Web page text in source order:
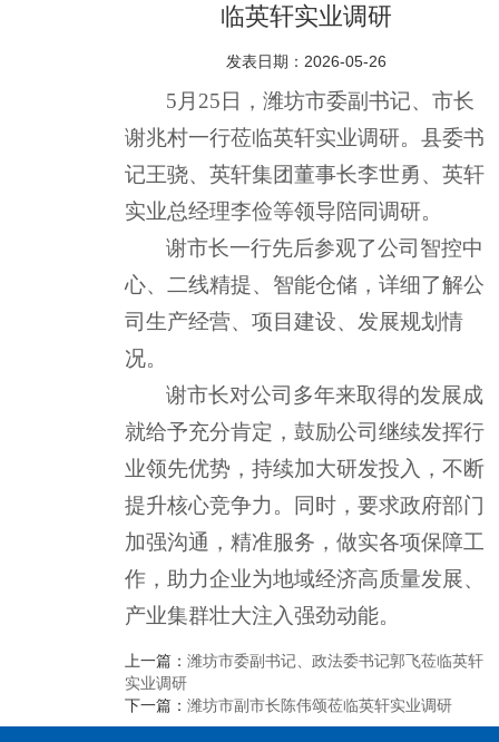
临英轩实业调研
发表日期：2026-05-26
5 月25日，潍坊市委副书记、市长
谢兆村一行莅临英轩实业调研。县委书
记王骁、英轩集团董事长李世勇、英轩
实业总经理李俭等领导陪同调研。
谢市长一行先后参观了公司智控中
心、二线精提、智能仓储，详细了解公
司生产经营、项目建设、发展规划情
况。
谢市长对公司多年来取得的发展成
就给予充分肯定，鼓励公司继续发挥行
业领先优势，持续加大研发投入，不断
提升核心竞争力。同时，要求政府部门
加强沟通，精准服务，做实各项保障工
作，助力企业为地域经济高质量发展、
产业集群壮大注入强劲动能。
上一篇： 潍坊市委副书记、政法委书记郭飞莅临英轩
实业调研
下一篇： 潍坊市副市长陈伟颂莅临英轩实业调研